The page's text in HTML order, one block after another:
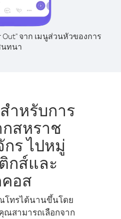
Out" จาก เมนูส่วนหัวของการ
ทนา
ำหรับการ
สหราช
ร ไปหมู่
ติกส์และ
คอส
โทรได้นานขึ้นโดย
ณสามารถเลือกจาก